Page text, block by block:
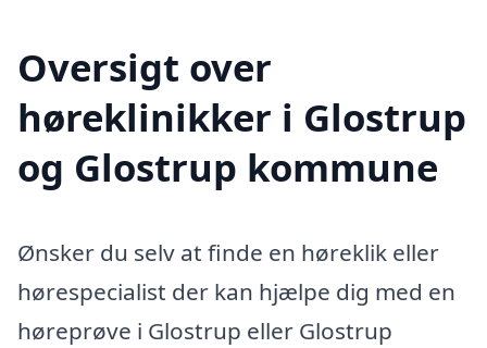
Oversigt over
høreklinikker i Glostrup
og Glostrup kommune
Ønsker du selv at finde en høreklik eller
hørespecialist der kan hjælpe dig med en
høreprøve i Glostrup eller Glostrup